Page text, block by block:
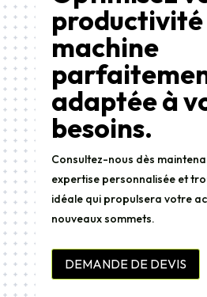
productivité
machine
adaptée à
besoins.
Consultez-nous dès
expertise personnalisée et
idéale qui propulsera votre
nouveaux sommets.
DEMANDE DE DEVIS